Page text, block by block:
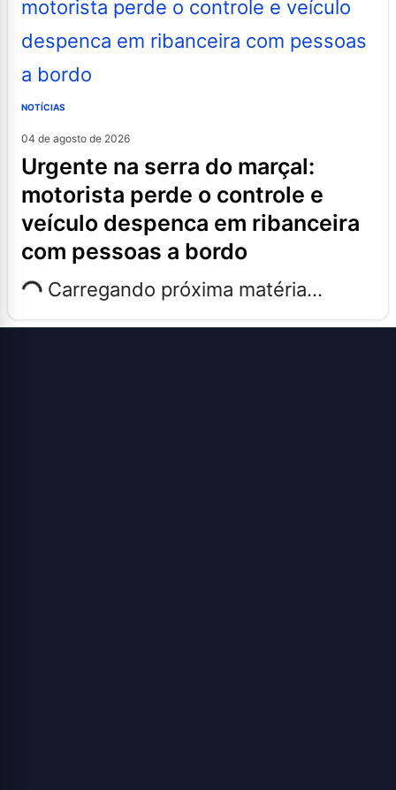
NOTÍCIAS
04 de agosto de 2026
urgente na serra do marçal:
motorista perde o controle e
veículo despenca em ribanceira
com pessoas a bordo
Carregando próxima matéria...